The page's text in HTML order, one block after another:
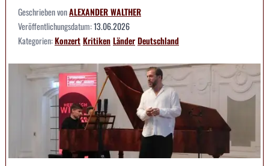
Geschrieben vonALEXANDER WALTHER
Veröffentlichungsdatum:13.06.2026
Kategorien:KonzertKritikenLänderDeutschland